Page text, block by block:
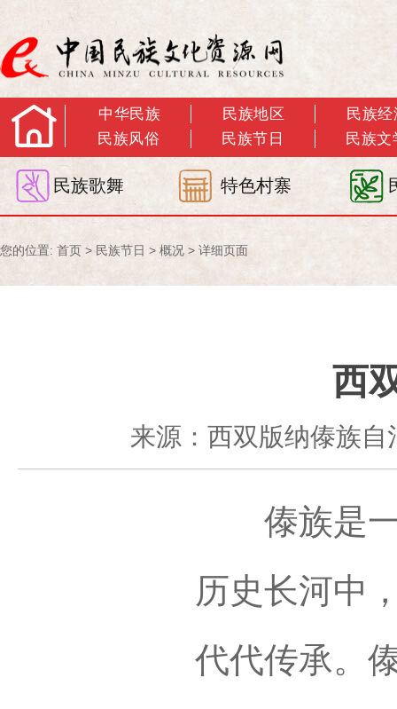
中华民族 民族地区
民族经
民族风俗
民族节日 民族文
民族歌舞 特色村寨
您的位置: 首页 > 民族节日 > 概况 > 详细页面
西
来源：西双版纳傣族自
傣族是一
历史长河中
代代传承。